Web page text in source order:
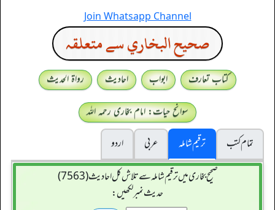
Join Whatsapp Channel
صحيح البخاري سے متعلقہ
کتاب تعارف ابواب احادیث
رواۃ الحدیث
سوانح حیات: امام بخاری رحمہ اللہ
تمام کتب
ترقیم شاملہ عربی
اردو
صحیح بخاری میں ترقیم شاملہ سے تلاش کل احادیث (7563)
حدیث نمبر لکھیں: